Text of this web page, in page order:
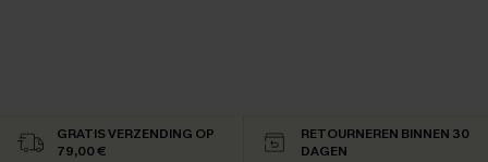
GRATIS VERZENDING OP
79,00 €
RETOURNEREN BINNEN 30
DAGEN